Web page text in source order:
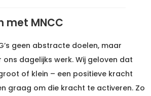
met MNCC
geen abstracte doelen, maar
dagelijks werk. Wij geloven dat
of klein – een positieve kracht
graag om die kracht te activeren. Zo